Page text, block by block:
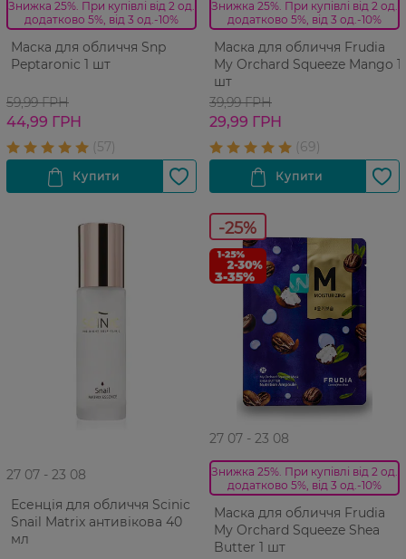
Знижка 25%. При купівлі від 2 од.
додатково 5%, від 3 од.-10%
Маска для обличчя Snp
Peptaronic 1 шт
59,99 ГРН
44,99 ГРН
Знижка 25%. При купівлі від 2 од.
додатково 5%, від 3 од.-10%
Маска для обличчя Frudia
My Orchard Squeeze Mango 1
шт
39,99 ГРН
29,99 ГРН
27 07 - 23 08
Есенція для обличчя Scinic
Snail Matrix антивікова 40
мл
-25%
27 07 - 23 08
Знижка 25%. При купівлі від 2 од.
додатково 5%, від 3 од.-10%
Маска для обличчя Frudia
My Orchard Squeeze Shea
Butter 1 шт